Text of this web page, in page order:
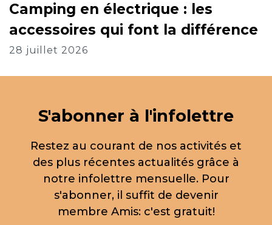
Camping en électrique : les
accessoires qui font la différence
28 juillet 2026
S'abonner à l'infolettre
Restez au courant de nos activités et
des plus récentes actualités grâce à
notre infolettre mensuelle. Pour
s'abonner, il suffit de devenir
membre Amis: c'est gratuit!